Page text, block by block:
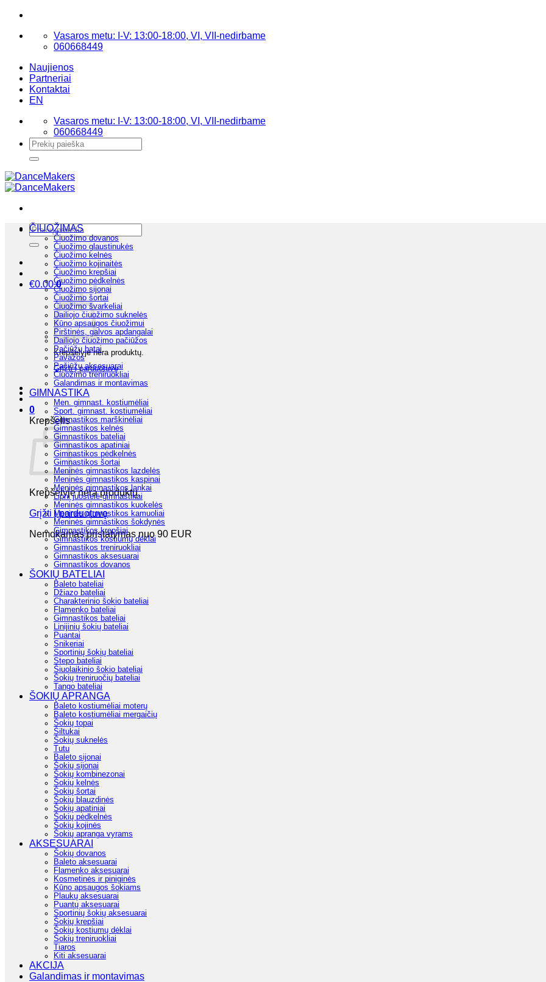
Skip
content
Vasaros metu: I-V: 13:00-18:00, VI, VII-nedirbame
060668449
Naujienos
Partneriai
Kontaktai
EN
Vasaros metu: I-V: 13:00-18:00, VI, VII-nedirbame
060668449
Ieškoti:
Ieškoti:
€0.00 0
Krepšelyje nėra produktų.
Grįžti į parduotuvę
0
Krepšelis
Krepšelyje nėra produktų.
Grįžti į parduotuvę
Nemokamas pristatymas nuo 90 EUR
ČIUOŽIMAS
Čiuožimo dovanos
Čiuožimo glaustinukės
Čiuožimo kelnės
Čiuožimo kojinaitės
Čiuožimo krepšiai
Čiuožimo pėdkelnės
Čiuožimo sijonai
Čiuožimo šortai
Čiuožimo švarkeliai
Dailiojo čiuožimo suknelės
Kūno apsaugos čiuožimui
Pirštinės, galvos apdangalai
Dailiojo čiuožimo pačiūžos
Pačiūžų batai
Pavažos
Pačiūžų aksesuarai
Čiuožimo treniruokliai
Galandimas ir montavimas
GIMNASTIKA
Men. gimnast. kostiumėliai
Sport. gimnast. kostiumėliai
Gimnastikos marškinėliai
Gimnastikos kelnės
Gimnastikos bateliai
Gimnastikos apatiniai
Gimnastikos pėdkelnės
Gimnastikos šortai
Meninės gimnastikos lazdelės
Meninės gimnastikos kaspinai
Meninės gimnastikos lankai
Lipni juostelė gimnastikai
Meninės gimnastikos kuokelės
Meninės gimnastikos kamuoliai
Meninės gimnastikos šokdynės
Gimnastikos krepšiai
Gimnastikos kostiumų dėklai
Gimnastikos treniruokliai
Gimnastikos aksesuarai
Gimnastikos dovanos
ŠOKIŲ BATELIAI
Baleto bateliai
Džiazo bateliai
Charakterinio šokio bateliai
Flamenko bateliai
Gimnastikos bateliai
Linijinių šokių bateliai
Puantai
Snikeriai
Sportinių šokių bateliai
Stepo bateliai
Šiuolaikinio šokio bateliai
Šokių treniruočių bateliai
Tango bateliai
ŠOKIŲ APRANGA
Baleto kostiumėliai moterų
Baleto kostiumėliai mergaičių
Šokių topai
Šiltukai
Šokių suknelės
Tutu
Baleto sijonai
Šokių sijonai
Šokių kombinezonai
Šokių kelnės
Šokių šortai
Šokių blauzdinės
Šokių apatiniai
Šokių pėdkelnės
Šokių kojinės
Šokių apranga vyrams
AKSESUARAI
Šokių dovanos
Baleto aksesuarai
Flamenko aksesuarai
Kosmetinės ir piniginės
Kūno apsaugos šokiams
Plaukų aksesuarai
Puantų aksesuarai
Sportinių šokių aksesuarai
Šokių krepšiai
Šokių kostiumų dėklai
Šokių treniruokliai
Tiaros
Kiti aksesuarai
AKCIJA
Galandimas ir montavimas